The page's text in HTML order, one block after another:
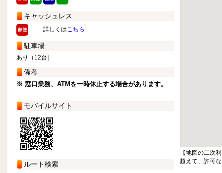
キャッシュレス
詳しくはこちら
駐車場
あり（12台）
備考
※ 窓口業務、ATMを一時休止する場合があります。
モバイルサイト
ルート検索
【地図の二次
超えて、許可